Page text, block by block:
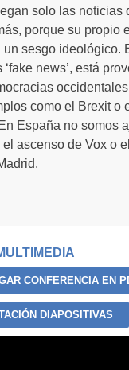
solo las noticias
porque su propio
un sesgo ideológico.
news’, está
como el Brexit o
España no somos
ascenso de Vox o
CONFERENCIA EN
DIAPOSITIVAS